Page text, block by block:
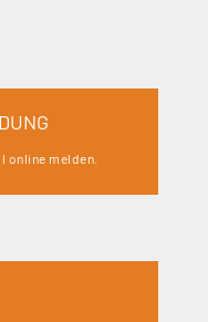
online melden.